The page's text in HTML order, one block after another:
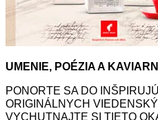
UMENIE, POÉZIA A
PONORTE SA DO
ORIGINÁLNYCH
VYCHUTNAJTE SI TIETO